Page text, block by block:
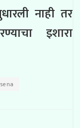
नाही तर
इशारा